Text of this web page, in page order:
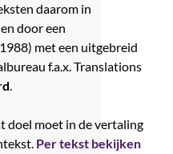
daarom in
door een
met een uitgebreid
f.a.x. Translations
.
doel moet in de vertaling
Per tekst bekijken